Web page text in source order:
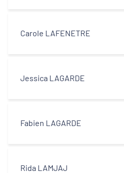
Carole LAFENETRE
Jessica LAGARDE
Fabien LAGARDE
Rida LAMJAJ